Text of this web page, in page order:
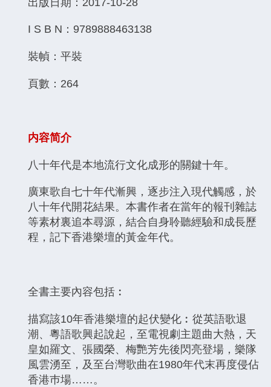
I S B N：9789888463138
裝幀：平裝
頁數：264
内容简介
八十年代是本地流行文化成形的關鍵十年。
廣東歌自七十年代漸興，逐步注入現代觸感，於
八十年代開花結果。本書作者在當年的報刊雜誌
等素材裏追本尋源，結合自身聆聽經驗和成長歷
程，記下香港樂壇的黃金年代。
全書主要內容包括︰
描寫該10年香港樂壇的起伏變化︰從英語歌退
潮、粵語歌興起說起，至電視劇主題曲大熱，天
皇如羅文、張國榮、梅艷芳先後閃亮登場，樂隊
風雲湧至，及至台灣歌曲在1980年代末再度侵佔
香港巿場……。